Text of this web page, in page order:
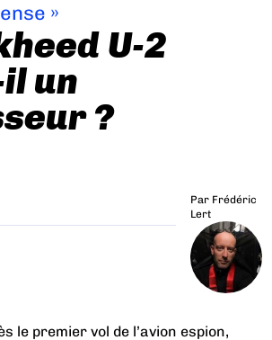
»
U-2
un
?
Par Frédéric
Lert
le premier vol de l’avion espion,